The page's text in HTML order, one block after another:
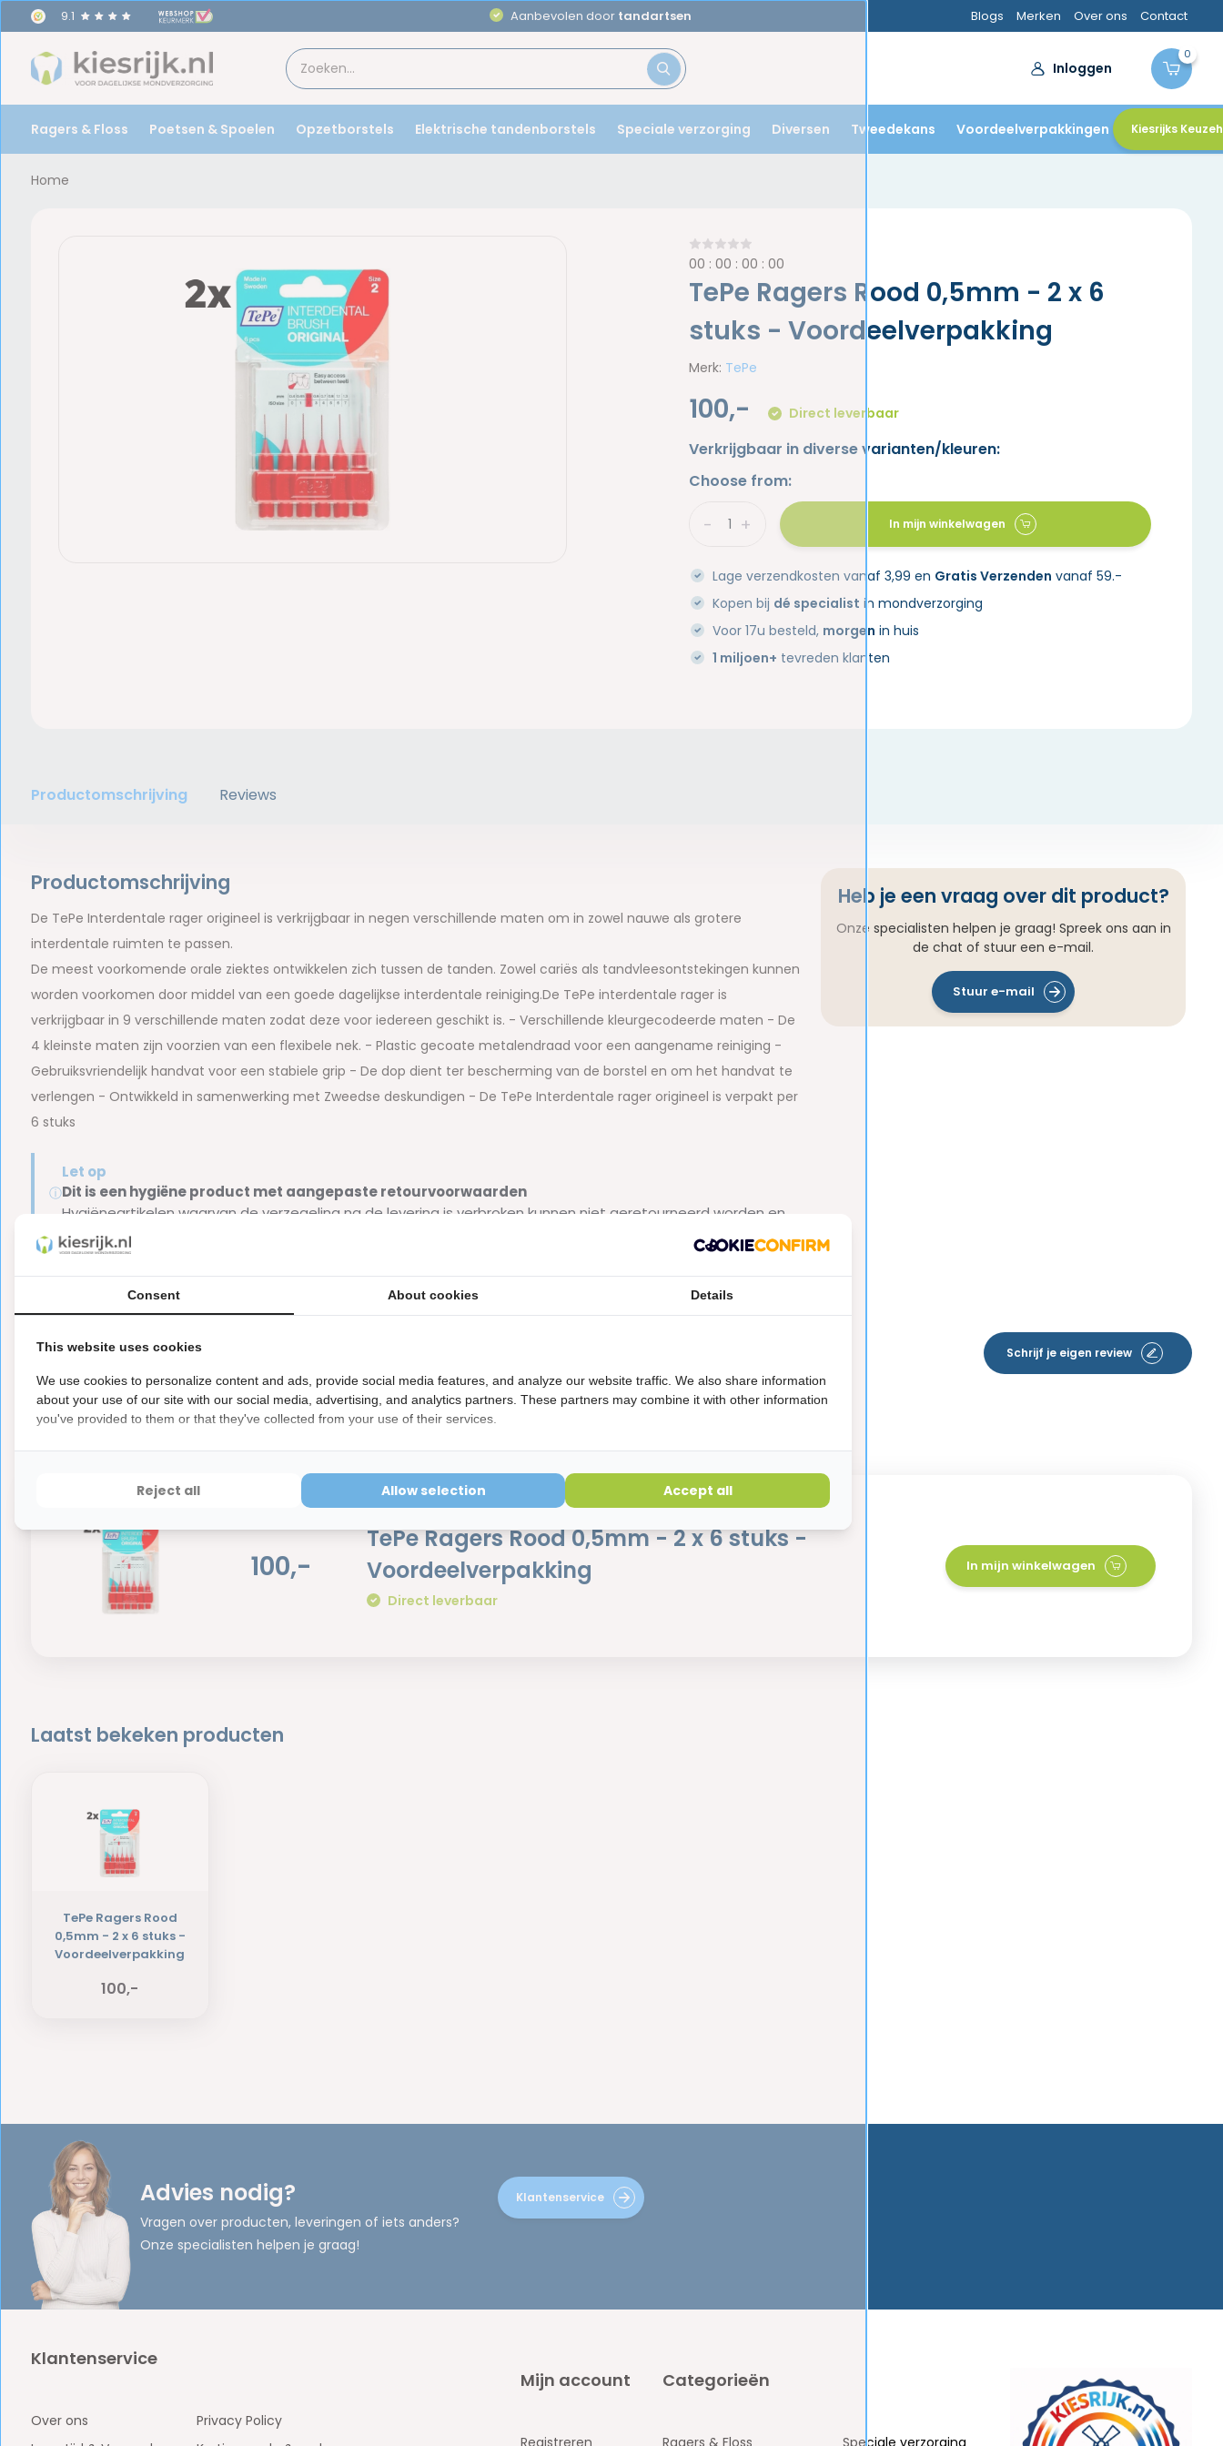
9.1 Aanbevolen door tandartsen Blogs Merken Over ons Contact
Inloggen
0
Ragers & Floss Poetsen & Spoelen Opzetborstels Elektrische tandenborstels Speciale verzorging Diversen Tweedekans Voordeelverpakkingen Kiesrijks
Home
00 :00 :00 :00
TePe Ragers Rood 0,5mm - 2 x 6
stuks - Voordeelverpakking
Merk: TePe
100,- Direct leverbaar
Verkrijgbaar in diverse varianten/kleuren:
Choose from:
+
- In mijn winkelwagen
Lage verzendkosten vanaf 3,99 en Gratis Verzenden vanaf 59.-
Kopen bij dé specialist in mondverzorging
Voor 17u besteld, morgen in huis
1 miljoen+ tevreden klanten
Productomschrijving Reviews
Productomschrijving
De TePe Interdentale rager origineel is verkrijgbaar in negen verschillende maten om in zowel nauwe als grotere
interdentale ruimten te passen.
De meest voorkomende orale ziektes ontwikkelen zich tussen de tanden. Zowel cariës als tandvleesontstekingen kunnen
worden voorkomen door middel van een goede dagelijkse interdentale reiniging.De TePe interdentale rager is
verkrijgbaar in 9 verschillende maten zodat deze voor iedereen geschikt is. - Verschillende kleurgecodeerde maten - De
4 kleinste maten zijn voorzien van een flexibele nek. - Plastic gecoate metalendraad voor een aangename reiniging -
Gebruiksvriendelijk handvat voor een stabiele grip - De dop dient ter bescherming van de borstel en om het handvat te
verlengen - Ontwikkeld in samenwerking met Zweedse deskundigen - De TePe Interdentale rager origineel is verpakt per
6 stuks
ⓘ
Let op
Dit is een hygiëne product met aangepaste retourvoorwaarden
Hygiëneartikelen waarvan de verzegeling na de levering is verbroken kunnen niet geretourneerd worden en
hebben ook een waardevermindering van 100%.
Heb je een vraag over dit product?
Onze specialisten helpen je graag! Spreek ons aan in
de chat of stuur een e-mail.
Stuur e-mail
Reviews
from Based on 0 reviews
Schrijf je eigen review
Er zijn nog geen reviews geschreven over dit product..
100,-
TePe Ragers Rood 0,5mm - 2 x 6 stuks -
Voordeelverpakking
Direct leverbaar
In mijn winkelwagen
Laatst bekeken producten
TePe Ragers Rood
0,5mm - 2 x 6 stuks -
Voordeelverpakking
100,-
Advies nodig?
Vragen over producten, leveringen of iets anders?
Onze specialisten helpen je graag!
Klantenservice
Klantenservice
Over ons
Privacy Policy
Mijn account
Registreren
Categorieën
Ragers & Floss Speciale verzorging
Consent About cookies Details
This website uses cookies
We use cookies to personalize content and ads, provide social media features, and analyze our website traffic. We also share information
about your use of our site with our social media, advertising, and analytics partners. These partners may combine it with other information
you've provided to them or that they've collected from your use of their services.
Reject all Allow selection Accept all